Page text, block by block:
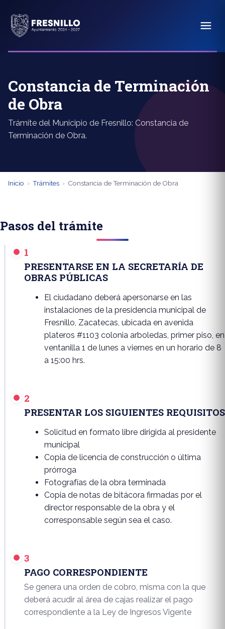
Constancia de Terminación
de Obra
Trámite del Municipio de Fresnillo: Constancia de
Terminación de Obra.
Inicio › Trámites › Constancia de Terminación de Obra
Pasos del trámite
1
PRESENTARSE EN LA SECRETARÍA DE
OBRAS PÚBLICAS
El ciudadano deberá apersonarse en las
instalaciones de la presidencia municipal de
Fresnillo, Zacatecas, ubicada en avenida
plateros #1103 colonia arboledas, primer piso, en
ventanilla 1 de lunes a viernes en un horario de 8
a 15:00 hrs.
2
PRESENTAR LOS SIGUIENTES REQUISITOS
Solicitud en formato libre dirigida al presidente
municipal
Copia de licencia de construcción o última
prórroga
Fotografías de la obra terminada
Copia de notas de bitácora firmadas por el
director responsable de la obra y el
corresponsable según sea el caso.
3
PAGO CORRESPONDIENTE
Se genera una orden de cobro, misma con la que
deberá acudir al área de cajas realizar el pago
correspondiente a la Ley de Ingresos Vigente